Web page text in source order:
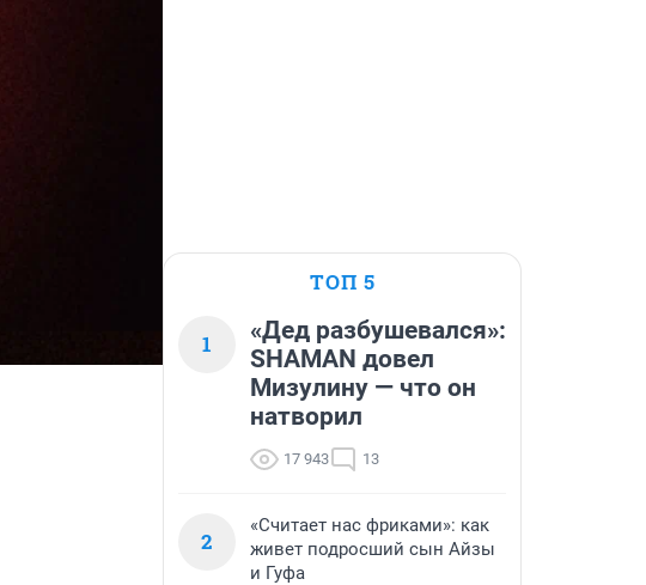
ТОП 5
1
«Дед разбушевался»:
SHAMAN довел
Мизулину — что он
натворил
17 943 13
2
«Считает нас фриками»: как
живет подросший сын Айзы
и Гуфа